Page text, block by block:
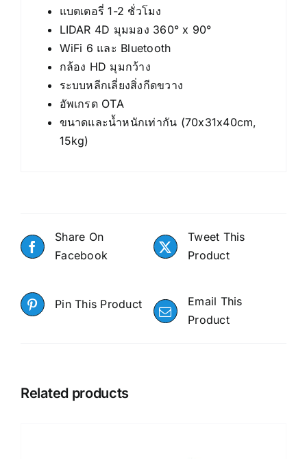
แบตเตอรี่ 1-2 ชั่วโมง
LIDAR 4D มุมมอง 360° x 90°
WiFi 6 และ Bluetooth
กล้อง HD มุมกว้าง
ระบบหลีกเลี่ยงสิ่งกีดขวาง
อัพเกรด OTA
ขนาดและน้ำหนักเท่ากัน (70x31x40cm,
15kg)
Share On
Facebook
Tweet This
Product
Pin This Product
Email This
Product
Related products